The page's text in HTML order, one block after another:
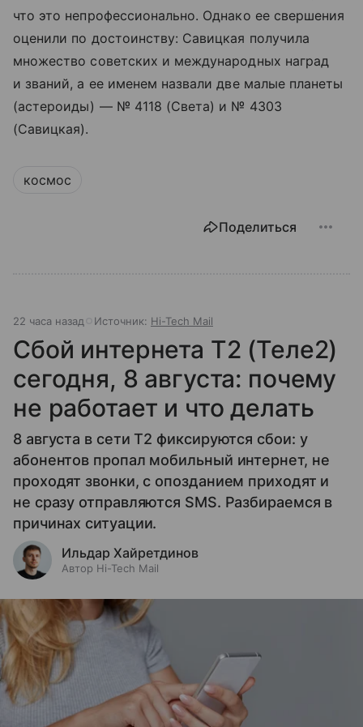
что это непрофессионально. Однако ее свершения
оценили по достоинству: Савицкая получила
множество советских и международных наград
и званий, а ее именем назвали две малые планеты
(астероиды) — № 4118 (Света) и № 4303
(Савицкая).
космос
Поделиться
22 часа назад Источник: Hi-Tech Mail
Сбой интернета T2 (Теле2)
сегодня, 8 августа: почему
не работает и что делать
8 августа в сети T2 фиксируются сбои: у
абонентов пропал мобильный интернет, не
проходят звонки, с опозданием приходят и
не сразу отправляются SMS. Разбираемся в
причинах ситуации.
Ильдар Хайретдинов
Автор Hi-Tech Mail